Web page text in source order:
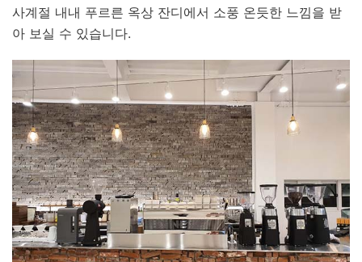
사계절 내내 푸르른 옥상 잔디에서 소풍 온듯한 느낌을 받
아 보실 수 있습니다.